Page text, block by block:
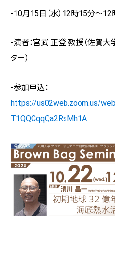
-10月15日（水） 12時15分～12
-演者：宮武 正登 教授（佐賀
ター）
-参加申込：
https://us02web.zoom.us/
T1QQCqqQa2RsMh1A